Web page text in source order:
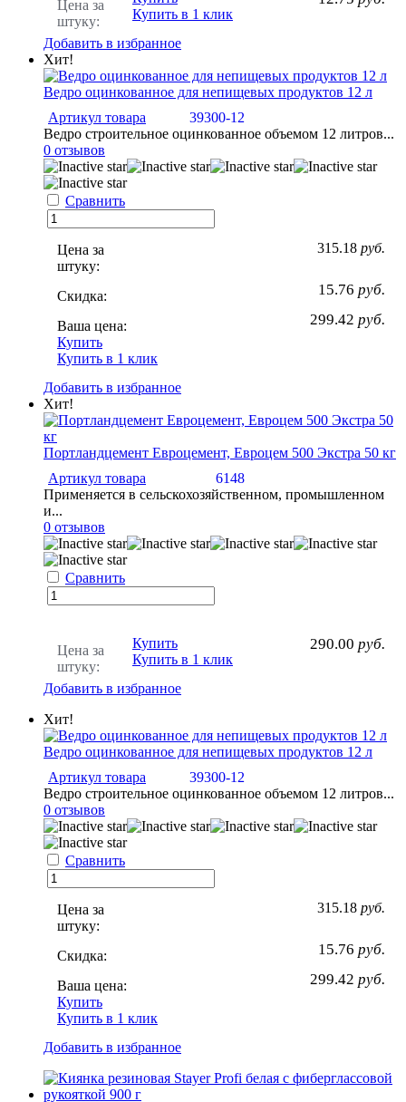
Цена за
штуку:
Купить в 1 клик
Добавить в избранное
Хит!
Ведро оцинкованное для непищевых продуктов 12 л
Артикул товара
39300-12
Ведро строительное оцинкованное объемом 12 литров...
0 отзывов
Сравнить
Цена за
штуку:
315.18 руб.
Скидка: 15.76 руб.
Ваша цена: 299.42 руб.
Купить
Купить в 1 клик
Добавить в избранное
Хит!
Портландцемент Евроцемент, Евроцем 500 Экстра 50 кг
Артикул товара
6148
Применяется в сельскохозяйственном, промышленном
и...
0 отзывов
Сравнить
Цена за
штуку:
290.00 руб.
Купить
Купить в 1 клик
Добавить в избранное
Хит!
Ведро оцинкованное для непищевых продуктов 12 л
Артикул товара
39300-12
Ведро строительное оцинкованное объемом 12 литров...
0 отзывов
Сравнить
Цена за
штуку:
315.18 руб.
Скидка: 15.76 руб.
Ваша цена: 299.42 руб.
Купить
Купить в 1 клик
Добавить в избранное